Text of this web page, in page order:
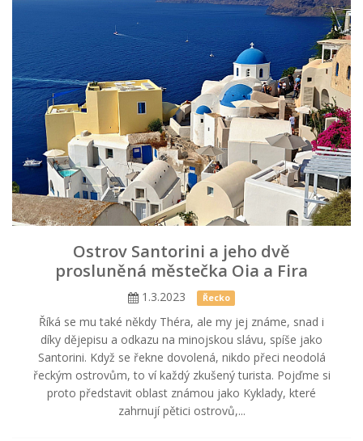
Ostrov Santorini a jeho dvě
prosluněná městečka Oia a Fira
1.3.2023 Řecko
Říká se mu také někdy Théra, ale my jej známe, snad i
díky dějepisu a odkazu na minojskou slávu, spíše jako
Santorini. Když se řekne dovolená, nikdo přeci neodolá
řeckým ostrovům, to ví každý zkušený turista. Pojďme si
proto představit oblast známou jako Kyklady, které
zahrnují pětici ostrovů,...